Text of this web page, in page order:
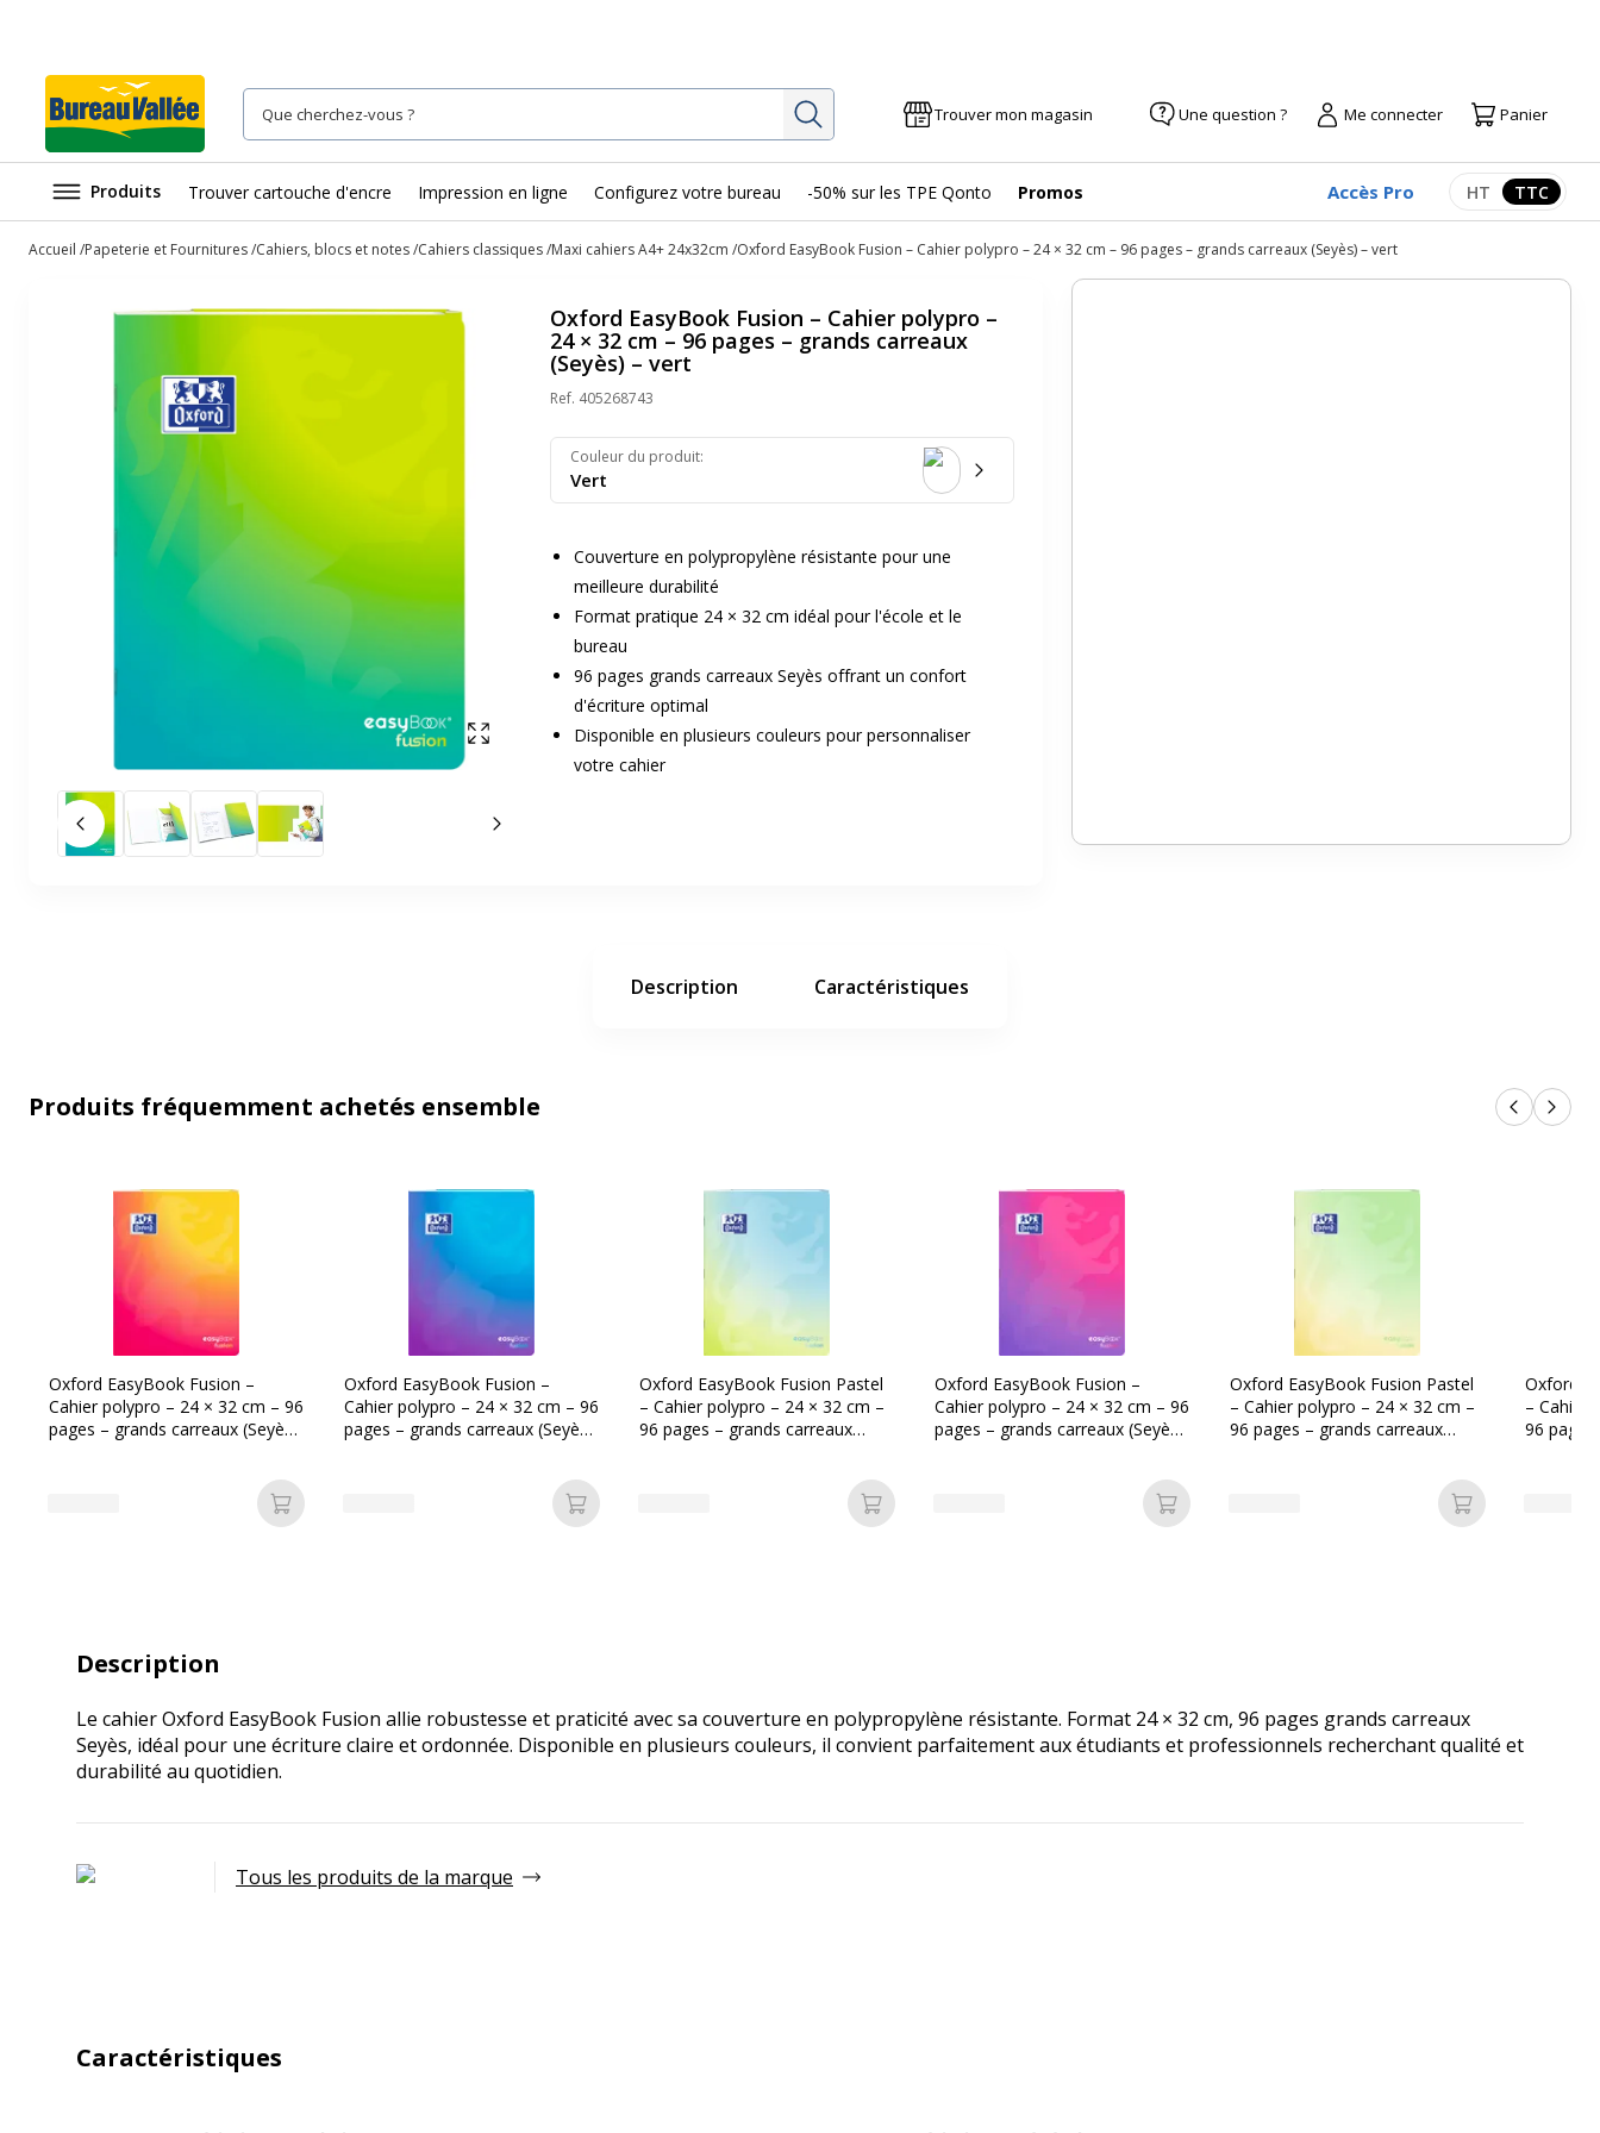
Rechercher Trouver mon magasin Une question ? Me connecter Panier
Produits Trouver cartouche d'encre Impression en ligne Configurez votre bureau -50% sur les TPE Qonto Promos Accès Pro Afficher les
HT TTC
Accueil Papeterie et Fournitures Cahiers, blocs et notes Cahiers classiques Maxi cahiers A4+ 24x32cm Oxford EasyBook Fusion – Cahier polypro – 24 × 32 cm – 96 pages – grands carreaux (Seyès) – vert
Afficher en plein écran
Slide précédent Slide suivant
Oxford EasyBook Fusion – Cahier polypro –
24 × 32 cm – 96 pages – grands carreaux
(Seyès) – vert
Ref. 405268743
Couleur du produit:
Vert
Couverture en polypropylène résistante pour une
meilleure durabilité
Format pratique 24 × 32 cm idéal pour l'école et le
bureau
96 pages grands carreaux Seyès offrant un confort
d'écriture optimal
Disponible en plusieurs couleurs pour personnaliser
votre cahier
Description Caractéristiques
Produits fréquemment achetés ensemble Produits
Oxford EasyBook Fusion –
Cahier polypro – 24 × 32 cm – 96
pages – grands carreaux (Seyès)
Ajouter au panier
Oxford EasyBook Fusion –
Cahier polypro – 24 × 32 cm – 96
pages – grands carreaux (Seyès)
Ajouter au panier
Oxford EasyBook Fusion Pastel
– Cahier polypro – 24 × 32 cm –
96 pages – grands carreaux
Ajouter au panier
Oxford EasyBook Fusion –
Cahier polypro – 24 × 32 cm – 96
pages – grands carreaux (Seyès)
Ajouter au panier
Oxford EasyBook Fusion Pastel
– Cahier polypro – 24 × 32 cm –
96 pages – grands carreaux
Ajouter au
Oxford
– Cahier
96
Description
Le cahier Oxford EasyBook Fusion allie robustesse et praticité avec sa couverture en polypropylène résistante. Format 24 × 32 cm, 96 pages grands carreaux
Seyès, idéal pour une écriture claire et ordonnée. Disponible en plusieurs couleurs, il convient parfaitement aux étudiants et professionnels recherchant qualité et
durabilité au quotidien.
Tous les produits de la marque
Caractéristiques